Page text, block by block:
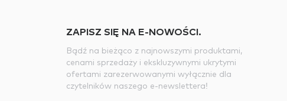
ZAPISZ SIĘ NA E-NOWOŚCI.
Bądź na bieżąco z najnowszymi produktami,
cenami sprzedaży i ekskluzywnymi ukrytymi
ofertami zarezerwowanymi wyłącznie dla
czytelników naszego e-newslettera!